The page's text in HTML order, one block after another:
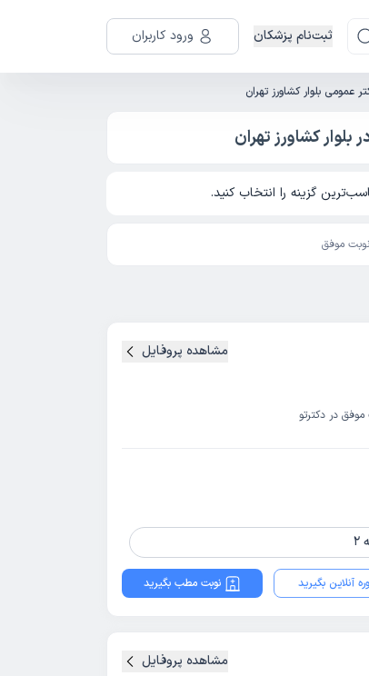
ثبت‌نام پزشکان ورود کاربران
عمومی بلوار کشاورز تهران
کشاورز تهران
گزینه را انتخاب کنید.
موفق
در دکترتو
مشاهده پروفایل
آنلاین بگیرید نوبت مطب بگیرید
مشاهده پروفایل